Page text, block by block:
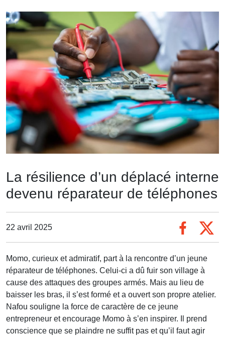
La résilience d’un déplacé interne
devenu réparateur de téléphones
22 avril 2025
Momo, curieux et admiratif, part à la rencontre d’un jeune
réparateur de téléphones. Celui-ci a dû fuir son village à
cause des attaques des groupes armés. Mais au lieu de
baisser les bras, il s’est formé et a ouvert son propre atelier.
Nafou souligne la force de caractère de ce jeune
entrepreneur et encourage Momo à s’en inspirer. Il prend
conscience que se plaindre ne suffit pas et qu’il faut agir